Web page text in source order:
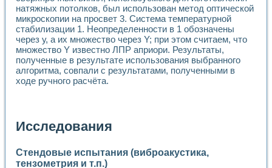
натяжных потолков, был использован метод оптической
микроскопии на просвет 3. Система температурной
стабилизации 1. Неопределенности в 1 обозначены
через у, а их множество через Y; при этом считаем, что
множество Y известно ЛПР априори. Результаты,
полученные в результате использования выбранного
алгоритма, совпали с результатами, полученными в
ходе ручного расчёта.
Исследования
Стендовые испытания (виброакустика,
тензометрия и т.п.)